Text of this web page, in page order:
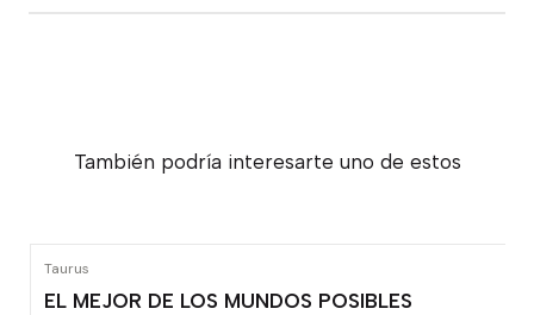
También podría interesarte uno de estos
Taurus
EL MEJOR DE LOS MUNDOS POSIBLES